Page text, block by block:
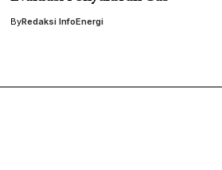
ByRedaksi InfoEnergi